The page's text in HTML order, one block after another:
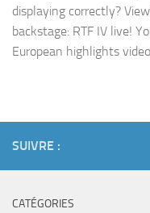
displaying correctly?
backstage: RTF IV live!
European highlights
SUIVRE :
CATÉGORIES